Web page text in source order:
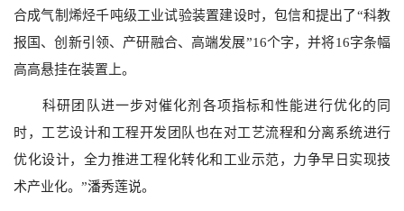
合成气制烯烃千吨级工业试验装置建设时，包信和提出了“科教
报国、创新引领、产研融合、高端发展”16个字，并将16字条幅
高高悬挂在装置上。
科研团队进一步对催化剂各项指标和性能进行优化的同
时，工艺设计和工程开发团队也在对工艺流程和分离系统进行
优化设计，全力推进工程化转化和工业示范，力争早日实现技
术产业化。”潘秀莲说。